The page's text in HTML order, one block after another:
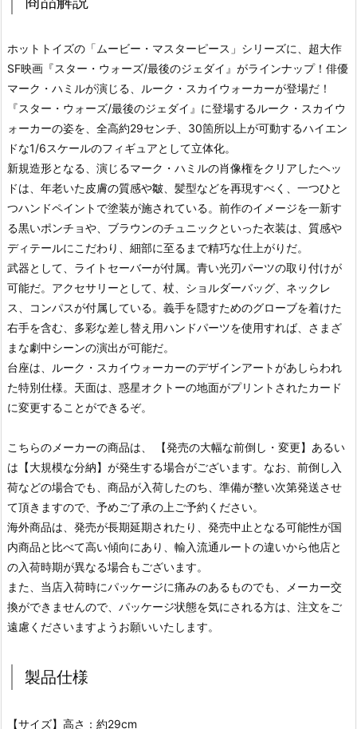
ホットトイズの「ムービー・マスターピース」シリーズに、超大作
SF映画『スター・ウォーズ/最後のジェダイ』がラインナップ！俳優
マーク・ハミルが演じる、ルーク・スカイウォーカーが登場だ！
『スター・ウォーズ/最後のジェダイ』に登場するルーク・スカイウ
ォーカーの姿を、全高約29センチ、30箇所以上が可動するハイエン
ドな1/6スケールのフィギュアとして立体化。
新規造形となる、演じるマーク・ハミルの肖像権をクリアしたヘッ
ドは、年老いた皮膚の質感や皺、髪型などを再現すべく、一つひと
つハンドペイントで塗装が施されている。前作のイメージを一新す
る黒いポンチョや、ブラウンのチュニックといった衣装は、質感や
ディテールにこだわり、細部に至るまで精巧な仕上がりだ。
武器として、ライトセーバーが付属。青い光刃パーツの取り付けが
可能だ。アクセサリーとして、杖、ショルダーバッグ、ネックレ
ス、コンパスが付属している。義手を隠すためのグローブを着けた
右手を含む、多彩な差し替え用ハンドパーツを使用すれば、さまざ
まな劇中シーンの演出が可能だ。
台座は、ルーク・スカイウォーカーのデザインアートがあしらわれ
た特別仕様。天面は、惑星オクトーの地面がプリントされたカード
に変更することができるぞ。
こちらのメーカーの商品は、 【発売の大幅な前倒し・変更】あるい
は【大規模な分納】が発生する場合がございます。なお、前倒し入
荷などの場合でも、商品が入荷したのち、準備が整い次第発送させ
て頂きますので、予めご了承の上ご予約ください。
海外商品は、発売が長期延期されたり、発売中止となる可能性が国
内商品と比べて高い傾向にあり、輸入流通ルートの違いから他店と
の入荷時期が異なる場合もございます。
また、当店入荷時にパッケージに痛みのあるものでも、メーカー交
換ができませんので、パッケージ状態を気にされる方は、注文をご
遠慮くださいますようお願いいたします。
製品仕様
【サイズ】高さ：約29cm